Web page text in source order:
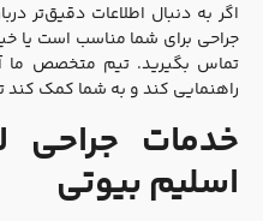
اگر به دنبال اطلاعات دقیق‌تر
جراحی برای شما مناسب است یا
تماس بگیرید. تیم متخصص ما
راهنمایی کند و به شما کمک کند
خدمات جراحی
اسلیم بیوتی